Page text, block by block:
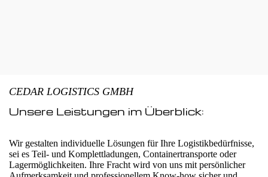
CEDAR LOGISTICS GMBH
Unsere Leistungen im Überblick:
Wir gestalten individuelle Lösungen für Ihre Logistikbedürfnisse,
sei es Teil- und Komplettladungen, Containertransporte oder
Lagermöglichkeiten. Ihre Fracht wird von uns mit persönlicher